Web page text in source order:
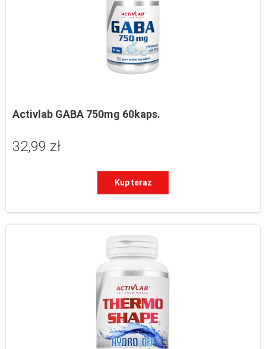
Activlab GABA 750mg 60kaps.
32,99 zł
Kup teraz